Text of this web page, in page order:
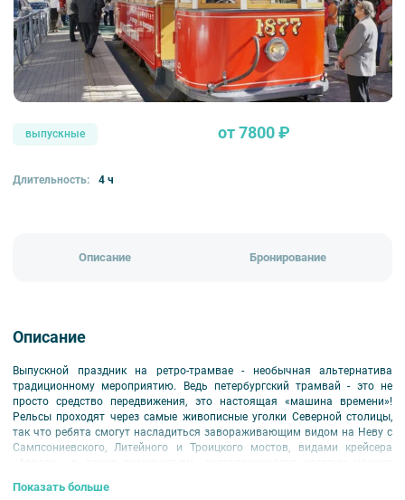
выпускные от 7800 ₽
Длительность: 4 ч
Описание Бронирование
Описание
Выпускной праздник на ретро-трамвае - необычная альтернатива
традиционному мероприятию. Ведь петербургский трамвай - это не
просто средство передвижения, это настоящая «машина времени»!
Рельсы проходят через самые живописные уголки Северной столицы,
так что ребята смогут насладиться завораживающим видом на Неву с
Сампсониевского, Литейного и Троицкого мостов, видами крейсера
профессионального ди-джея, яркая развлекательная программа и
Показать больше